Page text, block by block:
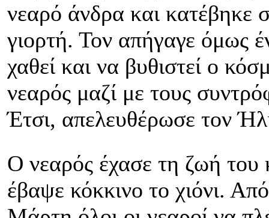
νεαρό άνδρα και κατέβηκε
γιορτή. Τον απήγαγε όμως
χαθεί και να βυθιστεί ο
νεαρός μαζί με τους
Έτσι, απελευθέρωσε τον
Ο νεαρός έχασε τη ζωή του
έβαψε κόκκινο το χιόνι.